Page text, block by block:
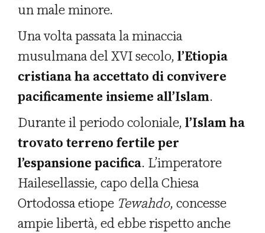
un male minore.
Una volta passata la minaccia
musulmana del XVI secolo, l’Etiopia
cristiana ha accettato di convivere
pacificamente insieme all’Islam.
Durante il periodo coloniale, l’Islam ha
trovato terreno fertile per
l’espansione pacifica. L’imperatore
Hailesellassie, capo della Chiesa
Ortodossa etiope Tewahdo, concesse
ampie libertà, ed ebbe rispetto anche